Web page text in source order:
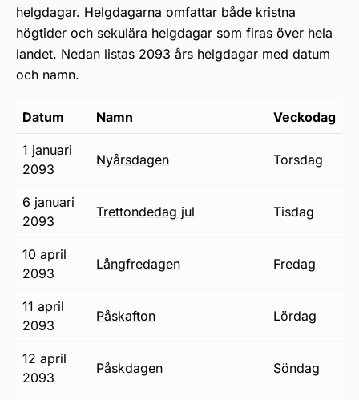
helgdagar. Helgdagarna omfattar både kristna
högtider och sekulära helgdagar som firas över hela
landet. Nedan listas 2093 års helgdagar med datum
och namn.
Datum Namn Veckodag
1 januari
2093
nyårsdagen torsdag
6 januari
2093
trettondedag jul tisdag
10 april
2093
långfredagen fredag
11 april
2093
påskafton lördag
12 april
2093
påskdagen söndag